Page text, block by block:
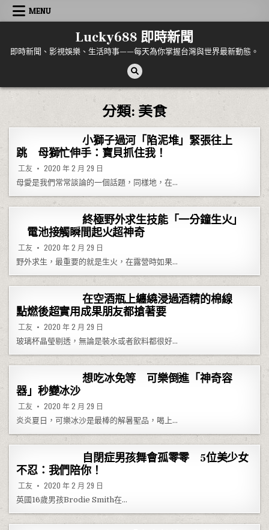
Skip to content
MENU
Lucky688 即時新聞
即時新聞、影視娛樂、生活時事——每天為你掌握台灣與世界最新動態。
分類:美食
小獅子過河「陷泥堆」緊張往上
跳 母獅忙伸手：寶貝抓住我！
工友 2020 年 2 月 29 日
母愛是我們常常談論的一個話題，同樣地，在…
終極野外求生技能「一分鐘生火」
電池接觸瞬間起火超神奇
工友 2020 年 2 月 29 日
野外求生，最重要的就是生火，在露營時如果…
在空酒瓶上纏繞浸過酒精的棉線
點燃後超實用成果朋友都搶著要
工友 2020 年 2 月 29 日
玻璃杯晶瑩剔透，無論是裝水或者飲料都很好…
想吃冰免等 可樂倒進「神奇容
器」秒變冰沙
工友 2020 年 2 月 29 日
炎炎夏日，可樂冰沙是最棒的解暑聖品，喝上…
自閉症男孩舞會孤零零 5位美少女
不忍：我們陪你！
工友 2020 年 2 月 29 日
英國16歲男孩Brodie Smith在…